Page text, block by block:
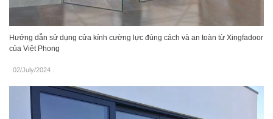
Hướng dẫn sử dụng cửa kính cường lực đúng cách và an toàn từ Xingfadoor
của Việt Phong
02/July/2024